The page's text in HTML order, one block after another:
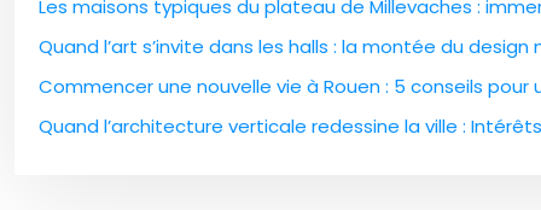
Les maisons typiques du plateau de Millevaches :
Quand l’art s’invite dans les halls : la montée du
Commencer une nouvelle vie à Rouen : 5 conseils pour
Quand l’architecture verticale redessine la ville :